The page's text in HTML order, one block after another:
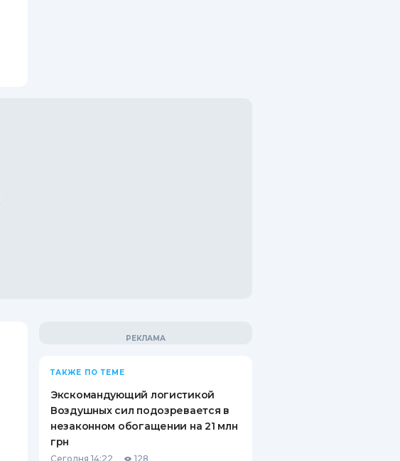
ТАКЖЕ ПО ТЕМЕ
Экскомандующий логистикой
Воздушных сил подозревается в
незаконном обогащении на 21 млн
грн
Сегодня 14:22 128